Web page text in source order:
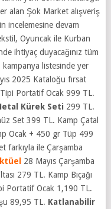
alan Şok Market alışveriş
incelemesine devam
Oyuncak ile Kurban
ihtiyaç duyacağınız tüm
kampanya listesinde yer
2025 Kataloğu fırsat
Portatif Ocak 999 TL.
Kürek Seti 299 TL.
Set 399 TL. Kamp Çatal
Ocak + 450 gr Tüp 499
farkıyla ile Çarşamba
28 Mayıs Çarşamba
279 TL. Kamp Bıçağı
Portatif Ocak 1,190 TL.
89,95 TL. Katlanabilir